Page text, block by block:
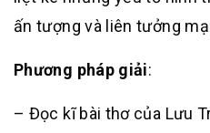
ấn tượng và liên tưởng
Phương pháp giải:
– Đọc kĩ bài thơ của Lưu